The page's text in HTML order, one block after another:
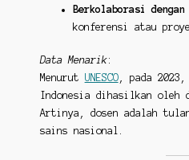
Berkolaborasi
konferensi atau
Data Menarik:
Menurut UNESCO, pada
Indonesia dihasilkan oleh
Artinya, dosen adalah
sains nasional.